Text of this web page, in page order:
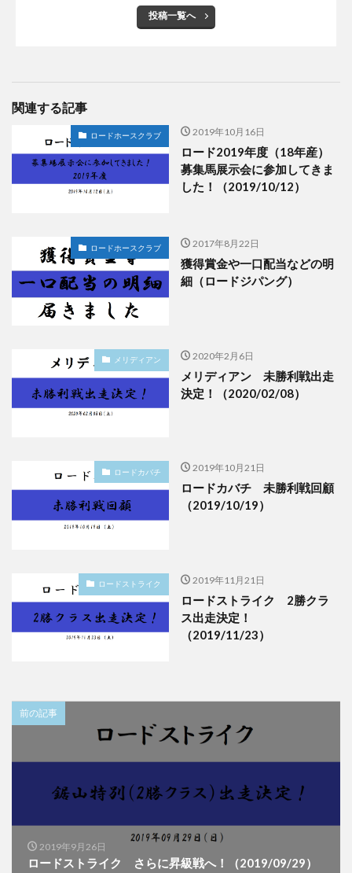
投稿一覧へ
関連する記事
ロードホースクラブ 2019年10月16日
ロード2019年度（18年産）
募集馬展示会に参加してきま
した！（2019/10/12）
ロードホースクラブ 2017年8月22日
獲得賞金や一口配当などの明
細（ロードジパング）
メリディアン 2020年2月6日
メリディアン 未勝利戦出走
決定！（2020/02/08）
ロードカバチ 2019年10月21日
ロードカバチ 未勝利戦回顧
（2019/10/19）
ロードストライク 2019年11月21日
ロードストライク 2勝クラ
ス出走決定！
（2019/11/23）
前の記事
2019年9月26日
ロードストライク さらに昇級戦へ！（2019/09/29）